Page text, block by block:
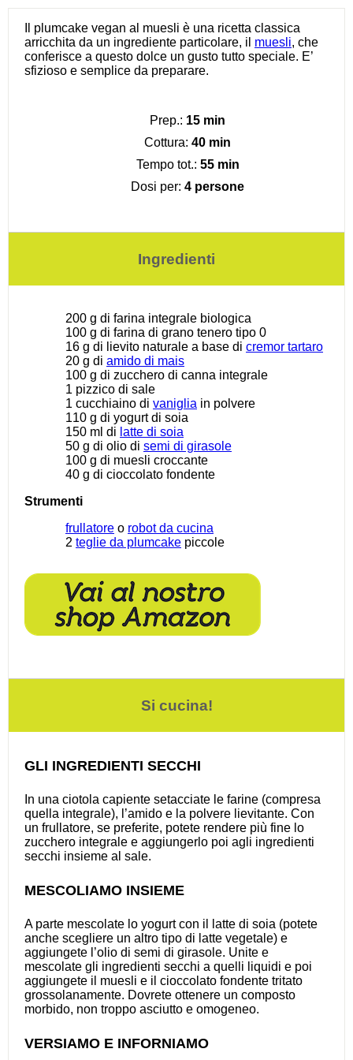
Il plumcake vegan al muesli è una ricetta classica
arricchita da un ingrediente particolare, il muesli, che
conferisce a questo dolce un gusto tutto speciale. E’
sfizioso e semplice da preparare.
Prep.: 15 min
Cottura: 40 min
Tempo tot.: 55 min
Dosi per: 4 persone
Ingredienti
200 g di farina integrale biologica
100 g di farina di grano tenero tipo 0
16 g di lievito naturale a base di cremor tartaro
20 g di amido di mais
100 g di zucchero di canna integrale
1 pizzico di sale
1 cucchiaino di vaniglia in polvere
110 g di yogurt di soia
150 ml di latte di soia
50 g di olio di semi di girasole
100 g di muesli croccante
40 g di cioccolato fondente
Strumenti
frullatore o robot da cucina
2 teglie da plumcake piccole
Si cucina!
GLI INGREDIENTI SECCHI
In una ciotola capiente setacciate le farine (compresa
quella integrale), l’amido e la polvere lievitante. Con
un frullatore, se preferite, potete rendere più fine lo
zucchero integrale e aggiungerlo poi agli ingredienti
secchi insieme al sale.
MESCOLIAMO INSIEME
A parte mescolate lo yogurt con il latte di soia (potete
anche scegliere un altro tipo di latte vegetale) e
aggiungete l’olio di semi di girasole. Unite e
mescolate gli ingredienti secchi a quelli liquidi e poi
aggiungete il muesli e il cioccolato fondente tritato
grossolanamente. Dovrete ottenere un composto
morbido, non troppo asciutto e omogeneo.
VERSIAMO E INFORNIAMO